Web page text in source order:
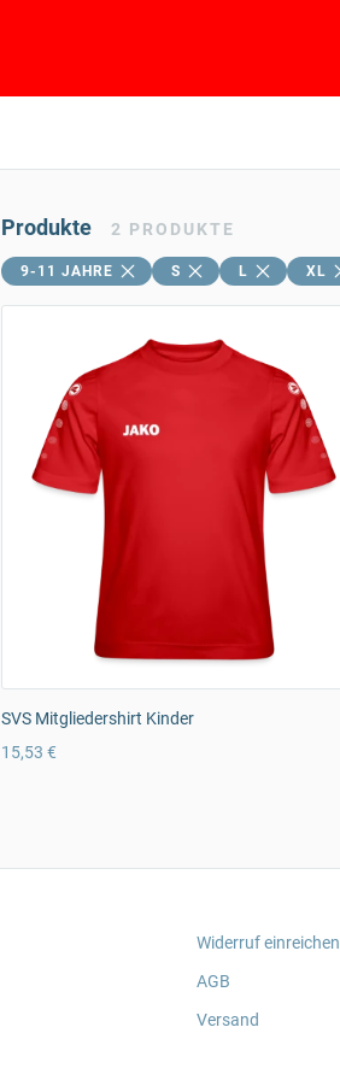
Produkte 2 PRODUKTE
9-11 JAHRE S L XL
SVS Mitgliedershirt Kinder
15,53 €
Widerruf einreichen
AGB
Versand